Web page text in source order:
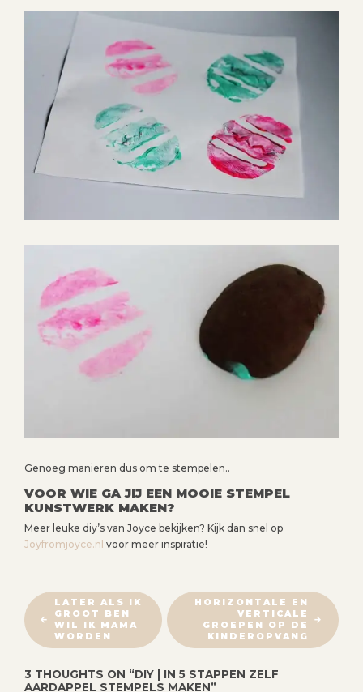
Genoeg manieren dus om te stempelen..
VOOR WIE GA JIJ EEN MOOIE STEMPEL
KUNSTWERK MAKEN?
Meer leuke diy’s van Joyce bekijken? Kijk dan snel op
Joyfromjoyce.nl voor meer inspiratie!
B
E
R
C
LATER ALS IK
GROOT BEN
WIL IK MAMA
WORDEN
HORIZONTALE EN
VERTICALE
GROEPEN OP DE
KINDEROPVANG
3 THOUGHTS ON “DIY | IN 5 STAPPEN ZELF
AARDAPPEL STEMPELS MAKEN”